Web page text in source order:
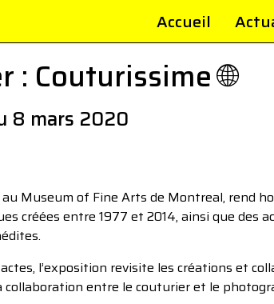
Accueil
Couturissime 🌐
8 mars 2020
au Museum of Fine Arts de Montreal, rend
créées entre 1977 et 2014, ainsi que des
l’exposition revisite les créations et
collaboration entre le couturier et le